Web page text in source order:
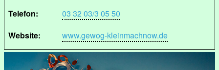
Telefon:
03 32 03/3 05 50
Website:
www.gewog-kleinmachnow.de